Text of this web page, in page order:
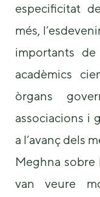
especificitat
més,
importants
acadèmics
òrgans
associacions i
a l’avanç dels
Meghna sobre
van veure